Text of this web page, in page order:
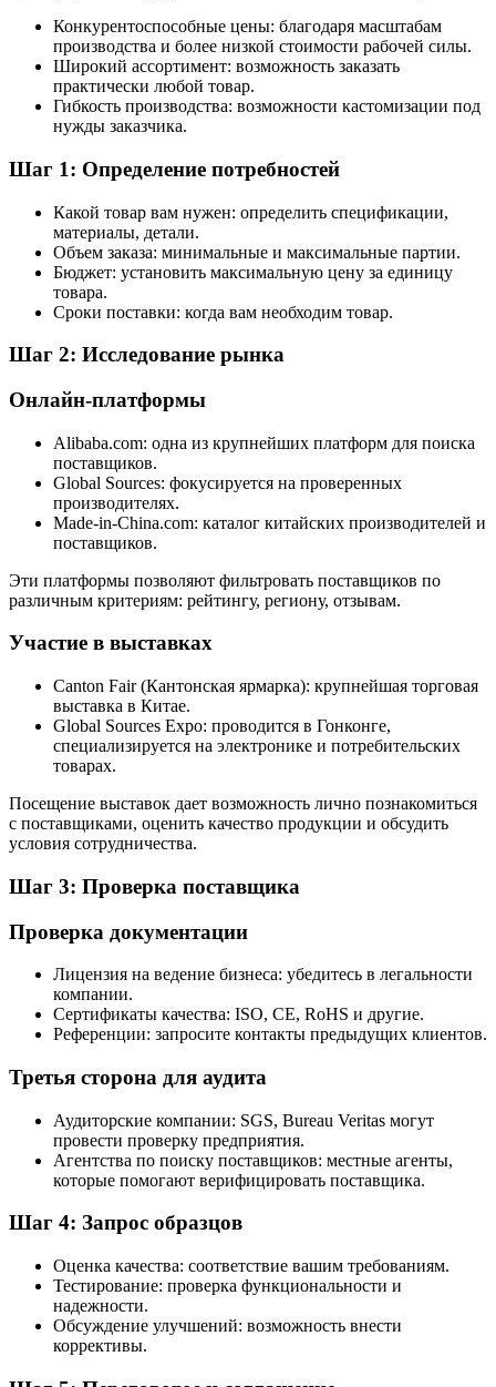
Конкурентоспособные цены: благодаря масштабам
производства и более низкой стоимости рабочей силы.
Широкий ассортимент: возможность заказать
практически любой товар.
Гибкость производства: возможности кастомизации под
нужды заказчика.
Шаг 1: Определение потребностей
Какой товар вам нужен: определить спецификации,
материалы, детали.
Объем заказа: минимальные и максимальные партии.
Бюджет: установить максимальную цену за единицу
товара.
Сроки поставки: когда вам необходим товар.
Шаг 2: Исследование рынка
Онлайн-платформы
Alibaba.com: одна из крупнейших платформ для поиска
поставщиков.
Global Sources: фокусируется на проверенных
производителях.
Made-in-China.com: каталог китайских производителей и
поставщиков.
Эти платформы позволяют фильтровать поставщиков по
различным критериям: рейтингу, региону, отзывам.
Участие в выставках
Canton Fair (Кантонская ярмарка): крупнейшая торговая
выставка в Китае.
Global Sources Expo: проводится в Гонконге,
специализируется на электронике и потребительских
товарах.
Посещение выставок дает возможность лично познакомиться
с поставщиками, оценить качество продукции и обсудить
условия сотрудничества.
Шаг 3: Проверка поставщика
Проверка документации
Лицензия на ведение бизнеса: убедитесь в легальности
компании.
Сертификаты качества: ISO, CE, RoHS и другие.
Референции: запросите контакты предыдущих клиентов.
Третья сторона для аудита
Аудиторские компании: SGS, Bureau Veritas могут
провести проверку предприятия.
Агентства по поиску поставщиков: местные агенты,
которые помогают верифицировать поставщика.
Шаг 4: Запрос образцов
Оценка качества: соответствие вашим требованиям.
Тестирование: проверка функциональности и
надежности.
Обсуждение улучшений: возможность внести
коррективы.